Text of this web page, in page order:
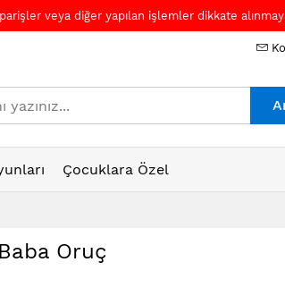
veya diğer yapılan işlemler dikkate
Çocuklara Özel
Oruç